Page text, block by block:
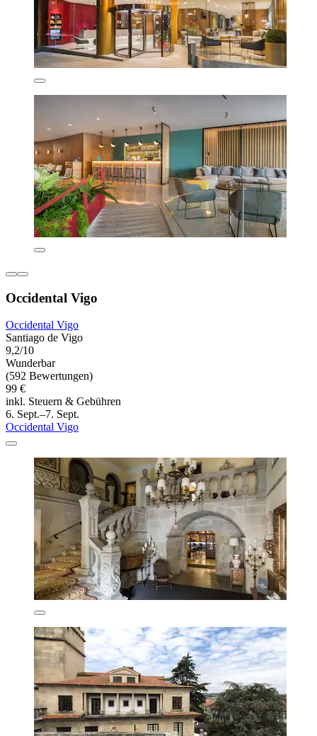
Occidental Vigo
Occidental Vigo
Santiago de Vigo
9,2/10
Wunderbar
(592 Bewertungen)
99 €
inkl. Steuern & Gebühren
6. Sept.–7. Sept.
Occidental Vigo